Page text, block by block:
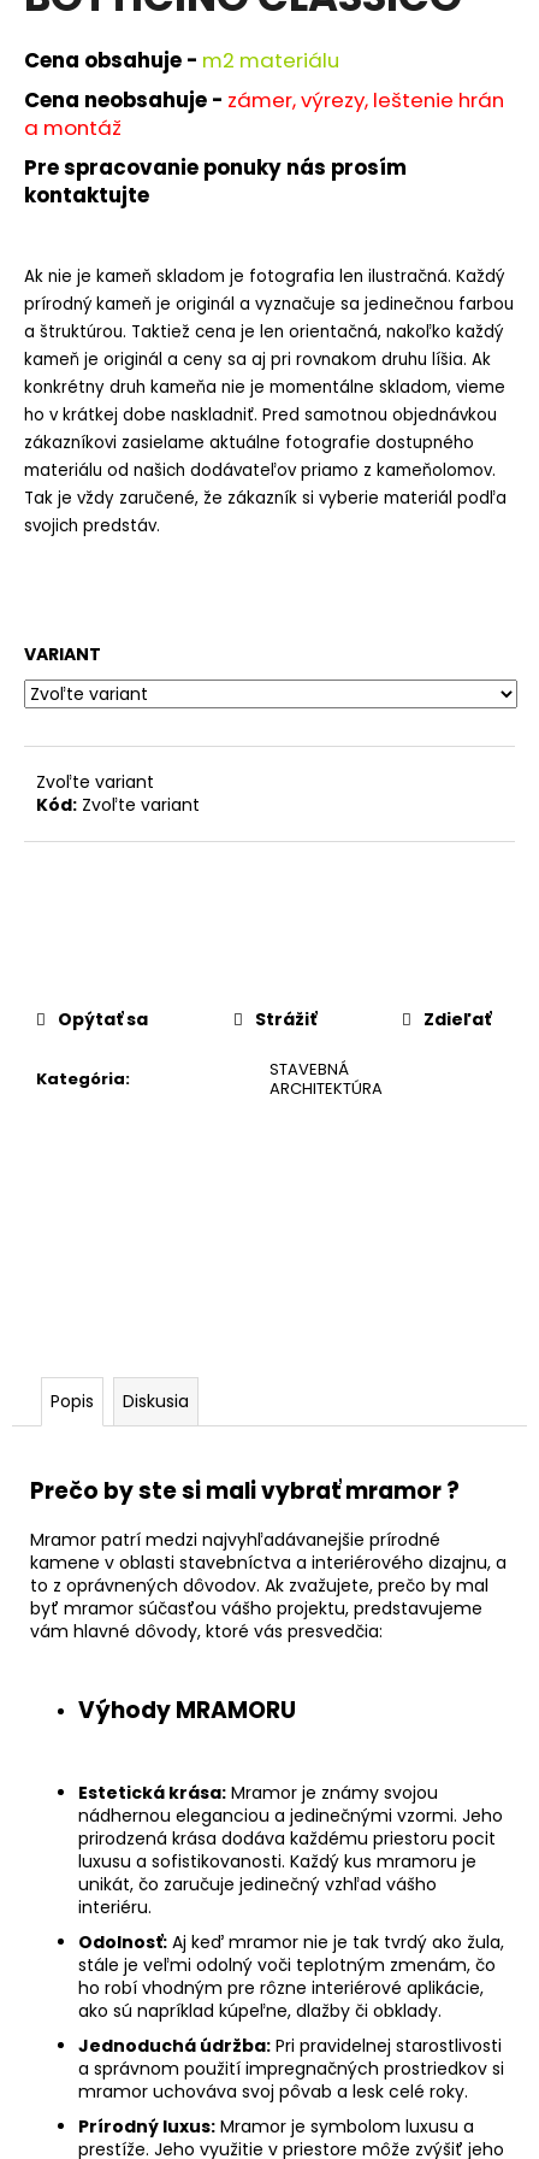
z
5
hviezdičiek.
Cena obsahuje - m2 materiálu
Cena neobsahuje - zámer, výrezy, leštenie hrán
a montáž
Pre spracovanie ponuky nás prosím
kontaktujte
Ak nie je kameň skladom je fotografia len ilustračná. Každý
prírodný kameň je originál a vyznačuje sa jedinečnou farbou
a štruktúrou. Taktiež cena je len orientačná, nakoľko každý
kameň je originál a ceny sa aj pri rovnakom druhu líšia. Ak
konkrétny druh kameňa nie je momentálne skladom, vieme
ho v krátkej dobe naskladniť. Pred samotnou objednávkou
zákazníkovi zasielame aktuálne fotografie dostupného
materiálu od našich dodávateľov priamo z kameňolomov.
Tak je vždy zaručené, že zákazník si vyberie materiál podľa
svojich predstáv.
VARIANT
Zvoľte variant
Kód: Zvoľte variant
Kategória:
STAVEBNÁ
ARCHITEKTÚRA
Opýtať sa Strážiť Zdieľať
Popis Diskusia
Prečo by ste si mali vybrať mramor ?
Mramor patrí medzi najvyhľadávanejšie prírodné
kamene v oblasti stavebníctva a interiérového dizajnu, a
to z oprávnených dôvodov. Ak zvažujete, prečo by mal
byť mramor súčasťou vášho projektu, predstavujeme
vám hlavné dôvody, ktoré vás presvedčia:
Výhody MRAMORU
Estetická krása: Mramor je známy svojou
nádhernou eleganciou a jedinečnými vzormi. Jeho
prirodzená krása dodáva každému priestoru pocit
luxusu a sofistikovanosti. Každý kus mramoru je
unikát, čo zaručuje jedinečný vzhľad vášho
interiéru.
Odolnosť: Aj keď mramor nie je tak tvrdý ako žula,
stále je veľmi odolný voči teplotným zmenám, čo
ho robí vhodným pre rôzne interiérové aplikácie,
ako sú napríklad kúpeľne, dlažby či obklady.
Jednoduchá údržba: Pri pravidelnej starostlivosti
a správnom použití impregnačných prostriedkov si
mramor uchováva svoj pôvab a lesk celé roky.
Prírodný luxus: Mramor je symbolom luxusu a
prestíže. Jeho využitie v priestore môže zvýšiť jeho
j
s
ť
?
HĽADAŤ
O
d
p
o
r
ú